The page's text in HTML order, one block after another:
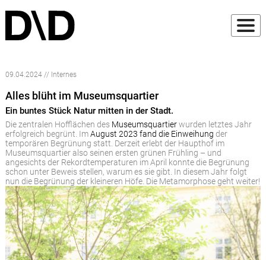
09.04.2024 // Internes
Alles blüht im Museumsquartier
Ein buntes Stück Natur mitten in der Stadt.
Die zentralen Hofflächen des Museumsquartierwurden letztes Jahr
erfolgreich begrünt. ImAugust 2023 fand die Einweihung der
temporären Begrünung statt. Derzeit erlebt der Haupthof im
Museumsquartier also seinen ersten grünen Frühling – und
angesichts der Rekordtemperaturen im April konnte die Begrünung
schon unter Beweis stellen, warum es sie gibt. In diesem Jahr folgt
nun die Begrünung der kleineren Höfe. Die Metamorphose geht weiter!